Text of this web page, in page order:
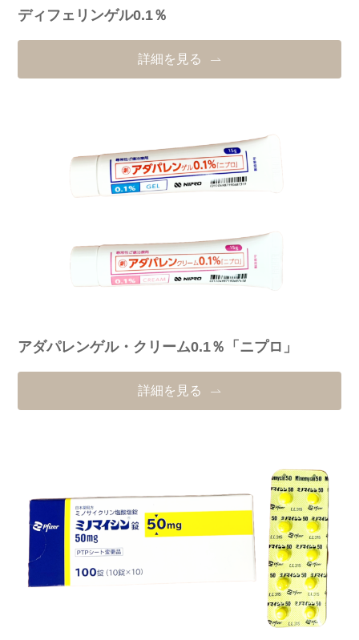
ディフェリンゲル0.1％
詳細を見る
アダパレンゲル・クリーム0.1％「ニプロ」
詳細を見る